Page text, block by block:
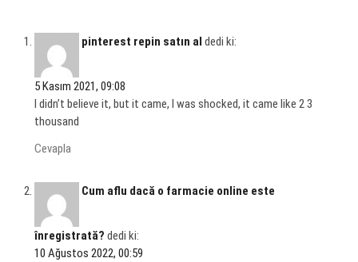
pinterest repin satın al dedi ki:
5 Kasım 2021, 09:08
I didn’t believe it, but it came, I was shocked, it came like 2 3
thousand
Cevapla
Cum aflu dacă o farmacie online este
înregistrată? dedi ki:
10 Ağustos 2022, 00:59